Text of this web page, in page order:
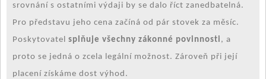
srovnání s ostatními výdaji by se dalo říct zanedbatelná.
Pro představu jeho cena začíná od pár stovek za měsíc.
Poskytovatel splňuje všechny zákonné povinnosti , a
proto se jedná o zcela legální možnost. Zároveň při její
placení získáme dost výhod.